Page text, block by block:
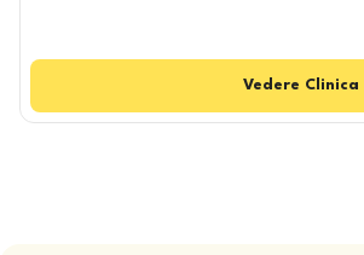
Vedere Clinica